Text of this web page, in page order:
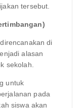
tersebut.
di
alasan
sekolah.
untuk
pada
siswa akan